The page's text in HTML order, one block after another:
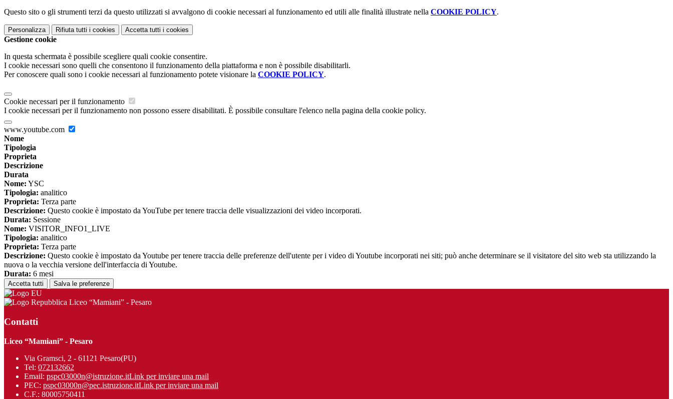
Questo sito o gli strumenti terzi da questo utilizzati si avvalgono di cookie necessari al funzionamento ed utili alle finalità illustrate nella COOKIE POLICY.
Personalizza Rifiuta tutti i cookies Accetta tutti i cookies
Gestione cookie
In questa schermata è possibile scegliere quali cookie consentire.
I cookie necessari sono quelli che consentono il funzionamento della piattaforma e non è possibile disabilitarli.
Per conoscere quali sono i cookie necessari al funzionamento potete visionare la COOKIE POLICY.
Cookie necessari per il funzionamento
I cookie necessari per il funzionamento non possono essere disabilitati. È possibile consultare l'elenco nella pagina della cookie policy.
www.youtube.com
Nome
Tipologia
Proprieta
Descrizione
Durata
Nome: YSC
Tipologia: analitico
Proprieta: Terza parte
Descrizione: Questo cookie è impostato da YouTube per tenere traccia delle visualizzazioni dei video incorporati.
Durata: Sessione
Nome: VISITOR_INFO1_LIVE
Tipologia: analitico
Proprieta: Terza parte
Descrizione: Questo cookie è impostato da Youtube per tenere traccia delle preferenze dell'utente per i video di Youtube incorporati nei siti; può anche determinare se il visitatore del sito web sta utilizzando la
nuova o la vecchia versione dell'interfaccia di Youtube.
Durata: 6 mesi
Accetta tutti Salva le preferenze
Liceo “Mamiani” - Pesaro
Contatti
Liceo “Mamiani” - Pesaro
Via Gramsci, 2 - 61121 Pesaro(PU)
Tel: 072132662
Email: pspc03000n@istruzione.itLink per inviare una mail
PEC: pspc03000n@pec.istruzione.itLink per inviare una mail
C.F.: 80005750411